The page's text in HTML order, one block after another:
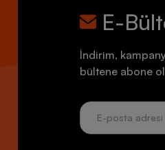
E-
İndirim,
bültene abone